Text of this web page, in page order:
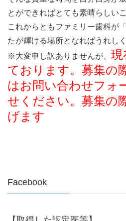
とができればとても素晴らしい
これからともファミリー歯科が
たが輝ける場所となればうれし
※大変申し訳ありませんが、 現
ております。募集の
はお問い合わせフォ
せください。募集の
げます
Facebook